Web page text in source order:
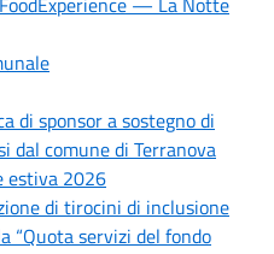
di sponsor a sostegno di
dal comune di Terranova
estiva 2026
di tirocini di inclusione
“Quota servizi del fondo